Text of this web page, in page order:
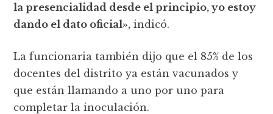
la presencialidad desde el principio, yo estoy
dando el dato oficial», indicó.
La funcionaria también dijo que el 85% de los
docentes del distrito ya están vacunados y
que están llamando a uno por uno para
completar la inoculación.